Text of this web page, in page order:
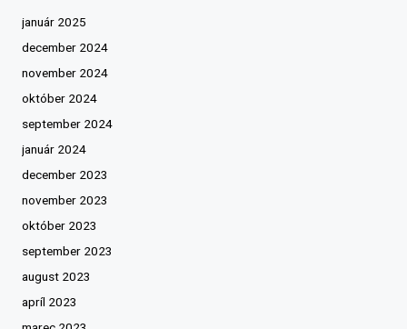
január 2025
december 2024
november 2024
október 2024
september 2024
január 2024
december 2023
november 2023
október 2023
september 2023
august 2023
apríl 2023